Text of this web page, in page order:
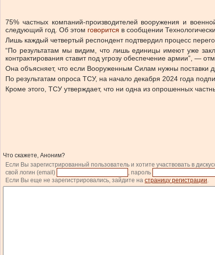
75% частных компаний-производителей вооружения и
следующий год. Об этом говорится в сообщении
Лишь каждый четвертый респондент подтвердил процесс
“По результатам мы видим, что лишь единицы имеют уже
контрактирования ставит под угрозу обеспечение армии”, —
Она объясняет, что если Вооруженным Силам нужны поставки
По результатам опроса ТСУ, на начало декабря 2024 года
Кроме этого, ТСУ утверждает, что ни одна из опрошенных
Что скажете, Аноним?
Если Вы зарегистрированный пользователь и хотите участвовать в
свой логин (email)
, пароль
Если Вы еще не зарегистрировались, зайдите на страницу регистрации.